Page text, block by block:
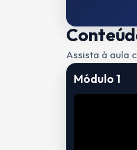
Assista à aula
Módulo 1